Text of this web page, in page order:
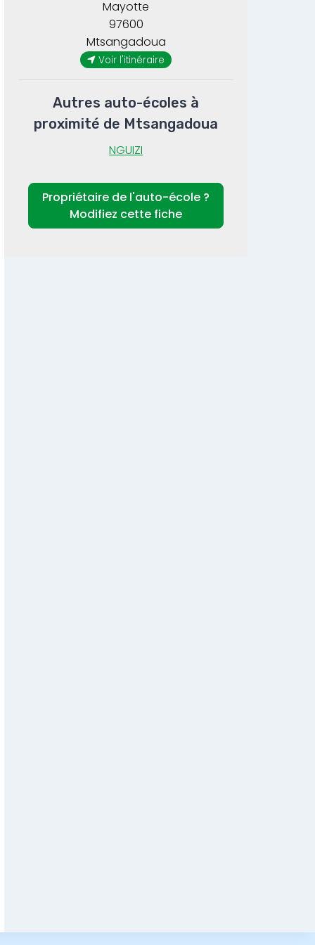
Mtsangadoua
Mayotte
97600
Voir l'itinéraire
Autres auto-écoles à
proximité de Mtsangadoua
NGUIZI
Propriétaire de l'auto-école ?
Modifiez cette fiche